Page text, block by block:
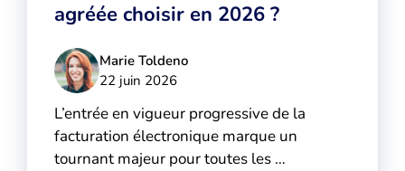
agréée choisir en 2026 ?
Marie Toldeno
22 juin 2026
L’entrée en vigueur progressive de la
facturation électronique marque un
tournant majeur pour toutes les …